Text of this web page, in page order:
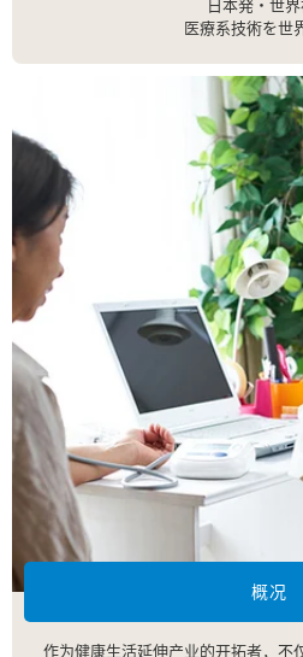
日本発・世
医療系技術を世
概况
作为健康生活延伸产业的开拓者，不